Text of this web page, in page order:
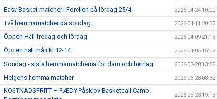
Easy Basket matcher i Forellen på lördag 25/4 2026-04-24 10:00
Två hemmamatcher på söndag 2026-04-11 20:32
Öppen Hall fredag och lördag 2026-04-09 21:13
Öppen hall mån kl 12-14 2026-04-05 16:08
Söndag - sista hemmamatcherna för dam och herrlag 2026-03-28 13:52
Helgens hemma matcher 2026-03-28 08:32
KOSTNADSFRITT – RÆDY Påsklov Basketball Camp -
2026-03-23 19:13